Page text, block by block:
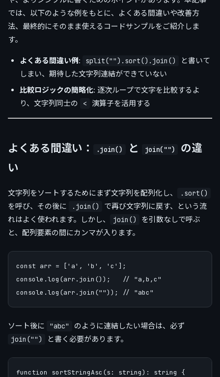
では、以下のような例をもとに、よくある間違いや改善方
法、最終的にそのまま使えるコードサンプルをご紹介しま
す。
よくある間違い例: split("").sort().join()
と書いて
しまい、期待した文字列連結ができていない
比較ロジックの簡略化: 逐次ループで文字を比較するよ
り、文字列同士の
< 演算子を活用する
よくある間違い： .join() と join("")
の違
い
文字列をソートするためにまず文字列を配列化し、 .sort()
を呼び、その後に .join()
で再び文字列に戻す、という流
れはよく使われます。しかし、
join()
を引数なしで呼ぶ
と、配列要素の間にカンマが入ります。
const arr = ['a', 'b', 'c'];
console.log(arr.join());   // "a,b,c"
ソート後に "abc" のように連結したい場合は、必ず
join("") と書く必要があります。
function sortStringAsc(s: string): string {